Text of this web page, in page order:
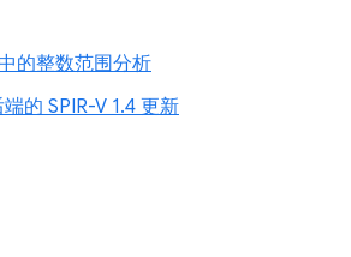
的整数范围分析
的 SPIR-V 1.4 更新